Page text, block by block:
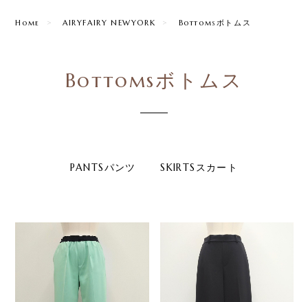
Home AIRYFAIRY NEWYORK Bottomsボトムス
Bottomsボトムス
PANTSパンツ SKIRTSスカート